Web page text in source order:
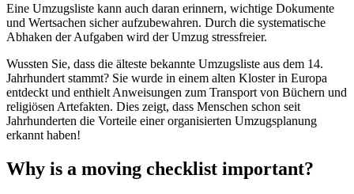
Eine Umzugsliste kann auch daran erinnern, wichtige Dokumente
und Wertsachen sicher aufzubewahren. Durch die systematische
Abhaken der Aufgaben wird der Umzug stressfreier.
Wussten Sie, dass die älteste bekannte Umzugsliste aus dem 14.
Jahrhundert stammt? Sie wurde in einem alten Kloster in Europa
entdeckt und enthielt Anweisungen zum Transport von Büchern und
religiösen Artefakten. Dies zeigt, dass Menschen schon seit
Jahrhunderten die Vorteile einer organisierten Umzugsplanung
erkannt haben!
Why is a moving checklist important?